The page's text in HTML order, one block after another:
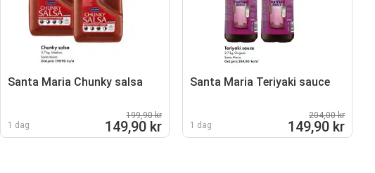
Santa Maria Chunky salsa
1 dag
199,90 kr
149,90 kr
Santa Maria Teriyaki sauce
1 dag
204,00 kr
149,90 kr